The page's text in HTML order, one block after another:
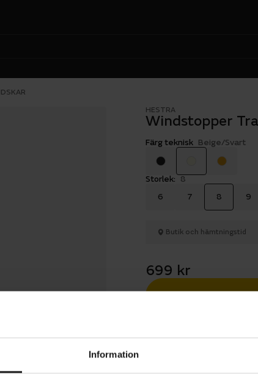
Information
HESTRA
Windstopper
Färg teknisk Beige/Svart
Storlek: 8
6
7 8 9
Butik och hämtningstid
699 kr